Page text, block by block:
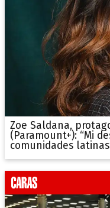
Zoe Saldana,
(Paramount+): “Mi
comunidades